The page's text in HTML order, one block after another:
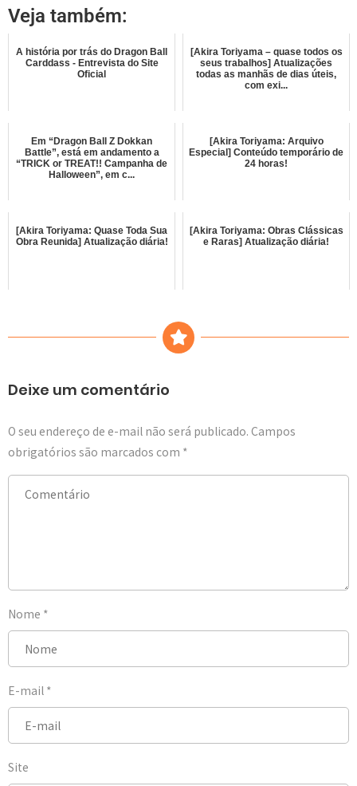
Veja também:
A história por trás do Dragon Ball
Carddass - Entrevista do Site
Oficial
[Akira Toriyama – quase todos os
seus trabalhos] Atualizações
todas as manhãs de dias úteis,
com exi...
Em “Dragon Ball Z Dokkan
Battle”, está em andamento a
“TRICK or TREAT!! Campanha de
Halloween”, em c...
[Akira Toriyama: Arquivo
Especial] Conteúdo temporário de
24 horas!
[Akira Toriyama: Quase Toda Sua
Obra Reunida] Atualização diária!
[Akira Toriyama: Obras Clássicas
e Raras] Atualização diária!
Deixe um comentário
O seu endereço de e-mail não será publicado. Campos
obrigatórios são marcados com *
Nome *
E-mail *
Site